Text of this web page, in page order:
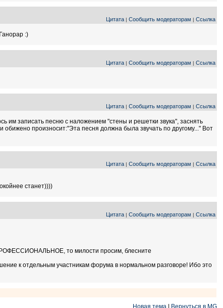
Цитата | Сообщить модераторам | Ссылка
:)
Цитата | Сообщить модераторам | Ссылка
Цитата | Сообщить модераторам | Ссылка
им записать песню с наложением "стены и решетки звука", заснять
произносит:"Эта песня должна была звучать по другому..." Вот
Цитата | Сообщить модераторам | Ссылка
станет))))
Цитата | Сообщить модераторам | Ссылка
ПРОФЕССИОНАЛЬНОЕ, то милости просим, блесните
к отдельным участникам форума в нормальном разговоре! Ибо это
Новая тема Вернуться в MG